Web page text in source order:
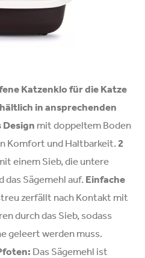
Katzenklo für die Katze
in ansprechenden
Design mit doppeltem Boden
Komfort und Haltbarkeit. 2
einem Sieb, die untere
das Sägemehl auf. Einfache
zerfällt nach Kontakt mit
durch das Sieb, sodass
geleert werden muss.
Das Sägemehl ist